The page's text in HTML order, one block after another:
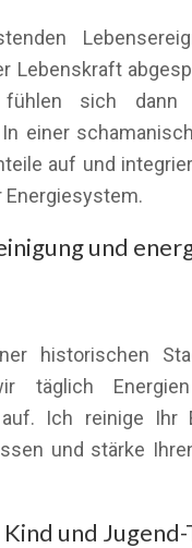
Lebenskraft
fühlen sich dann
einer
auf und
Energiesystem.
und
historischen
täglich
auf. Ich reinige Ihr
und stärke
und